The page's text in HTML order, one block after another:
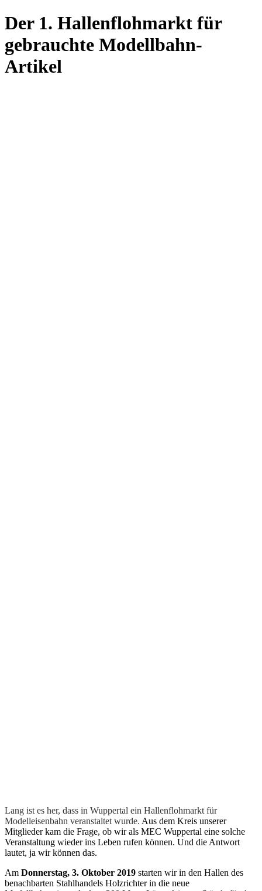
Der 1. Hallenflohmarkt für
gebrauchte Modellbahn-
Artikel
Lang ist es her, dass in Wuppertal ein Hallenflohmarkt für
Modelleisenbahn veranstaltet wurde. Aus dem Kreis unserer
Mitglieder kam die Frage, ob wir als MEC Wuppertal eine solche
Veranstaltung wieder ins Leben rufen können. Und die Antwort
lautet, ja wir können das.
Am Donnerstag, 3. Oktober 2019 starten wir in den Hallen des
benachbarten Stahlhandels Holzrichter in die neue